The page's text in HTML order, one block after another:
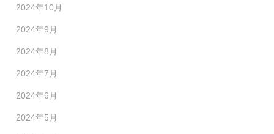
2024年10月
2024年9月
2024年8月
2024年7月
2024年6月
2024年5月